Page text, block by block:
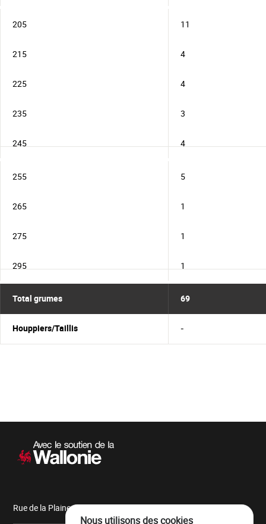
205 11
215 4
225 4
235 3
245 4
255 5
265 1
275 1
295 1
Total grumes 69
Houppiers/Taillis -
Navigation
Rue de la Plaine, 9 6900 Marche-en-Famenne
Nous utilisons des cookies